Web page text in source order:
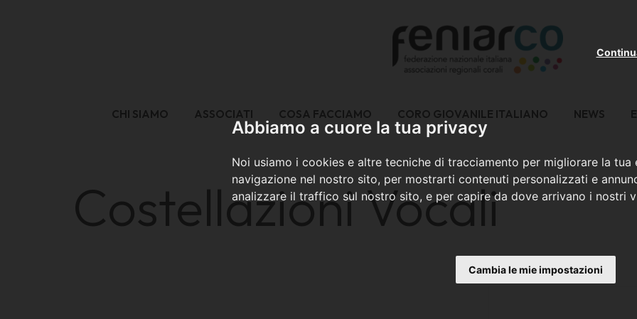
Abbiamo a cuore la tua privacy
Noi usiamo i cookies e altre tecniche di tracciamento per migliorare la tua
navigazione nel nostro sito, per mostrarti contenuti personalizzati e
analizzare il traffico sul nostro sito, e per capire da dove arrivano i nostri
Cambia le mie impostazioni
CHI SIAMO ASSOCIATI COSA FACCIAMO CORO GIOVANILE ITALIANO NEWS
Costellazioni Vocali